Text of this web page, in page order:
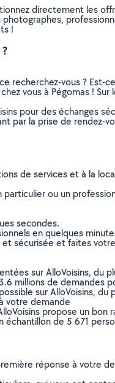
directement les
!
recherchez-vous ?
vous à Pégomas !
pour des échanges
par la prise de rendez-
de services et à la
ou un
secondes.
en quelques
et sécurisée et faites
sur AlloVoisins, du
millions de demandes
sur AlloVoisins, du
votre demande
propose un
échantillon de 5 671
réponse à votre